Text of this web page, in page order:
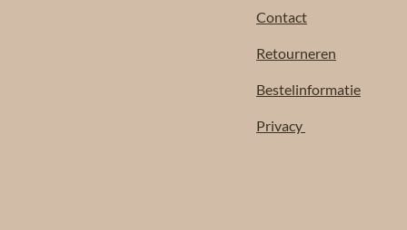
Contact
Retourneren
Bestelinformatie
Privacy